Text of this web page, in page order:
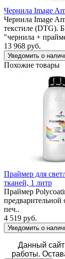
Чернила Image
Чернила Image
текстиле (DTG).
"чернила +
13 968 руб.
Уведомить о
Похожие товары
Праймер для
тканей, 1 литр
Праймер
предварительной
печ..
4 519 руб.
Уведомить о
Данный сайт
работы.